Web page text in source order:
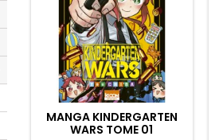
MANGA KINDERGARTEN
WARS TOME 01